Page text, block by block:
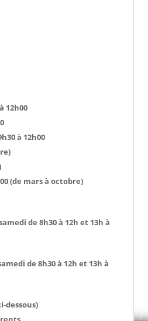
à 12h00
mars à octobre)
de 8h30 à 12h et 13h à
de 8h30 à 12h et 13h à